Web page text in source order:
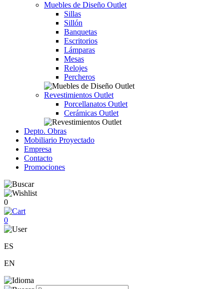
Muebles de Diseño Outlet
Sillas
Sillón
Banquetas
Escritorios
Lámparas
Mesas
Relojes
Percheros
Revestimientos Outlet
Porcellanatos Outlet
Cerámicas Outlet
Depto. Obras
Mobiliario Proyectado
Empresa
Contacto
Promociones
0
0
ES
EN